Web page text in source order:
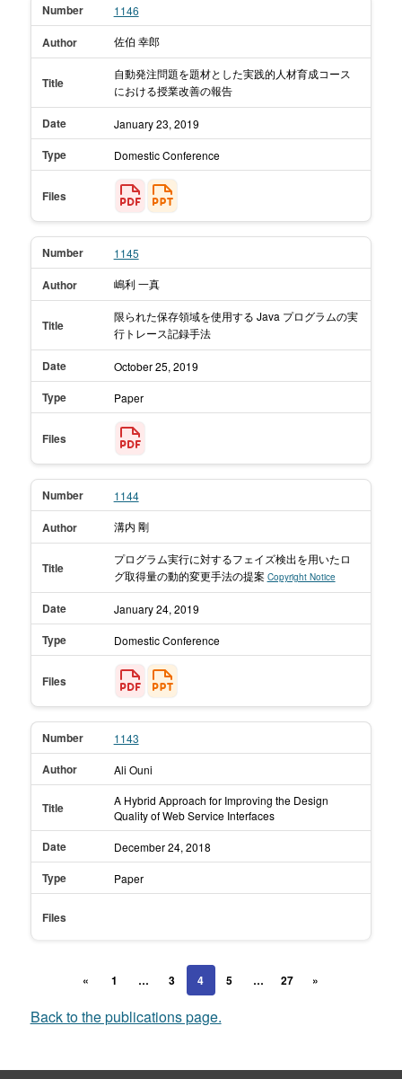
Number 1146
Author 佐伯 幸郎
Title
自動発注問題を題材とした実践的人材育成コース
における授業改善の報告
Date January 23, 2019
Type Domestic Conference
Files
Number 1145
Author 嶋利 一真
Title
限られた保存領域を使用する Java プログラムの実
行トレース記録手法
Date October 25, 2019
Type Paper
Files
Number 1144
Author 溝内 剛
Title
プログラム実行に対するフェイズ検出を用いたロ
グ取得量の動的変更手法の提案 Copyright Notice
Date January 24, 2019
Type Domestic Conference
Files
Number 1143
Author Ali Ouni
Title
A Hybrid Approach for Improving the Design
Quality of Web Service Interfaces
Date December 24, 2018
Type Paper
Files
« 1 … 3 4 5 … 27 »
Back to the publications page.